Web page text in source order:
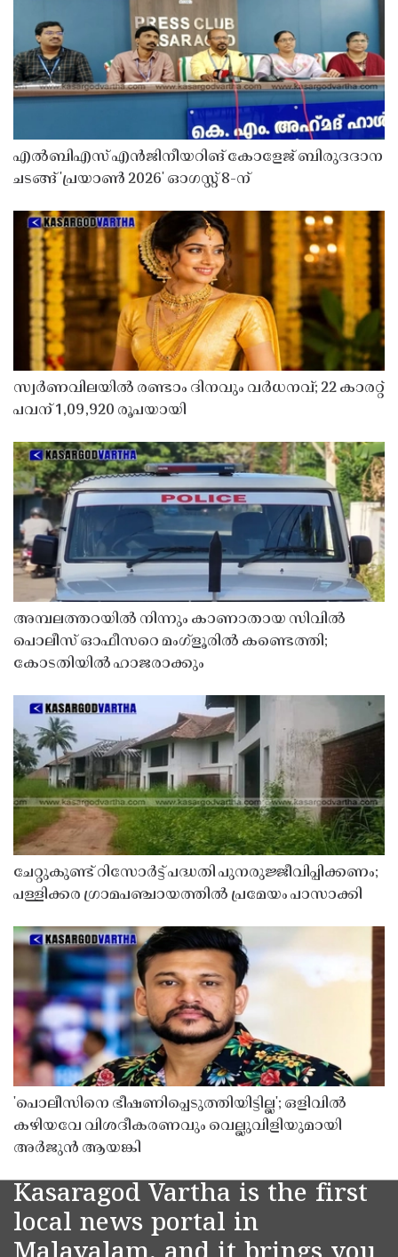
എൽബിഎസ് എൻജിനീയറിങ് കോളേജ് ബിരുദദാന
ചടങ്ങ് 'പ്രയാൺ 2026' ഓഗസ്റ്റ് 8-ന്
സ്വർണവിലയിൽ രണ്ടാം ദിനവും വർധനവ്; 22 കാരറ്റ്
പവന് 1,09,920 രൂപയായി
അമ്പലത്തറയിൽ നിന്നും കാണാതായ സിവിൽ
പൊലീസ് ഓഫീസറെ മംഗ്ളൂരിൽ കണ്ടെത്തി;
കോടതിയിൽ ഹാജരാക്കും
ചേറ്റുകുണ്ട് റിസോർട്ട് പദ്ധതി പുനരുജ്ജീവിപ്പിക്കണം;
പള്ളിക്കര ഗ്രാമപഞ്ചായത്തിൽ പ്രമേയം പാസാക്കി
'പൊലീസിനെ ഭീഷണിപ്പെടുത്തിയിട്ടില്ല'; ഒളിവിൽ
കഴിയവേ വിശദീകരണവും വെല്ലുവിളിയുമായി
അർജുൻ ആയങ്കി
Kasaragod Vartha is the first
local news portal in